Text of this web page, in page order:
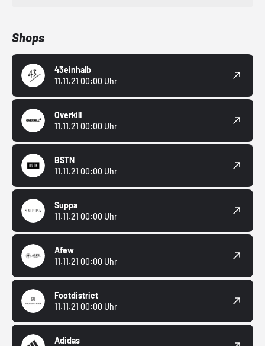
Shops
43einhalb
11.11.21 00:00 Uhr
Overkill
11.11.21 00:00 Uhr
BSTN
11.11.21 00:00 Uhr
Suppa
11.11.21 00:00 Uhr
Afew
11.11.21 00:00 Uhr
Footdistrict
11.11.21 00:00 Uhr
Adidas